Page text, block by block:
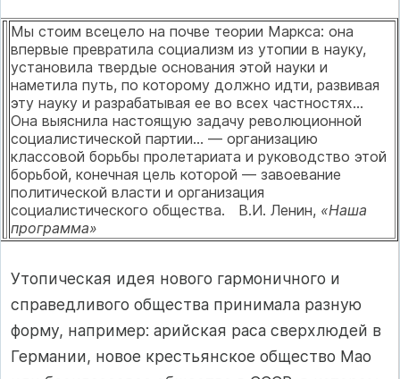
Мы стоим всецело на почве теории Маркса: она
впервые превратила социализм из утопии в науку,
установила твердые основания этой науки и
наметила путь, по которому должно идти, развивая
эту науку и разрабатывая ее во всех частностях...
Она выяснила настоящую задачу революционной
социалистической партии... — организацию
классовой борьбы пролетариата и руководство этой
борьбой, конеч­ная цель которой — завоевание
политической власти и организация
социалистического общества. В.И. Ленин, «Наша
программа»
Утопическая идея нового гармоничного и
справедливого общества принимала разную
форму, например: арийская раса сверхлюдей в
Герма­нии, новое крестьянское общество Мао